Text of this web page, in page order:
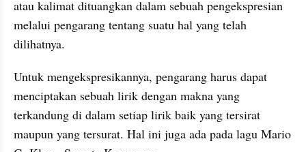
atau kalimat dituangkan dalam sebuah pengekspresian
melalui pengarang tentang suatu hal yang telah
dilihatnya.
Untuk mengekspresikannya, pengarang harus dapat
menciptakan sebuah lirik dengan makna yang
terkandung di dalam setiap lirik baik yang tersirat
maupun yang tersurat. Hal ini juga ada pada lagu Mario